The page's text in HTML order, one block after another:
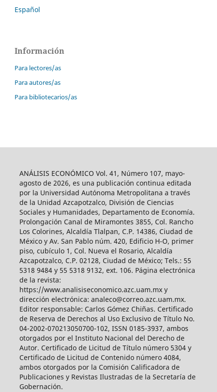
Español
Información
Para lectores/as
Para autores/as
Para bibliotecarios/as
ANÁLISIS ECONÓMICO Vol. 41, Número 107, mayo-
agosto de 2026, es una publicación continua editada
por la Universidad Autónoma Metropolitana a través
de la Unidad Azcapotzalco, División de Ciencias
Sociales y Humanidades, Departamento de Economía.
Prolongación Canal de Miramontes 3855, Col. Rancho
Los Colorines, Alcaldía Tlalpan, C.P. 14386, Ciudad de
México y Av. San Pablo núm. 420, Edificio H-O, primer
piso, cubículo 1, Col. Nueva el Rosario, Alcaldía
Azcapotzalco, C.P. 02128, Ciudad de México; Tels.: 55
5318 9484 y 55 5318 9132, ext. 106. Página electrónica
de la revista:
https://www.analisiseconomico.azc.uam.mx y
dirección electrónica: analeco@correo.azc.uam.mx.
Editor responsable: Carlos Gómez Chiñas. Certificado
de Reserva de Derechos al Uso Exclusivo de Título No.
04-2002-070213050700-102, ISSN 0185-3937, ambos
otorgados por el Instituto Nacional del Derecho de
Autor. Certificado de Licitud de Título número 5304 y
Certificado de Licitud de Contenido número 4084,
ambos otorgados por la Comisión Calificadora de
Publicaciones y Revistas Ilustradas de la Secretaría de
Gobernación.